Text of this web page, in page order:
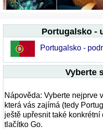
Portugalsko -
Portugalsko -
Vyberte
Nápověda: Vyberte nejprve
která vás zajímá (tedy
ještě upřesnit také
tlačítko Go.